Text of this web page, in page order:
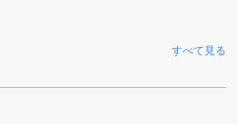
すべて見る